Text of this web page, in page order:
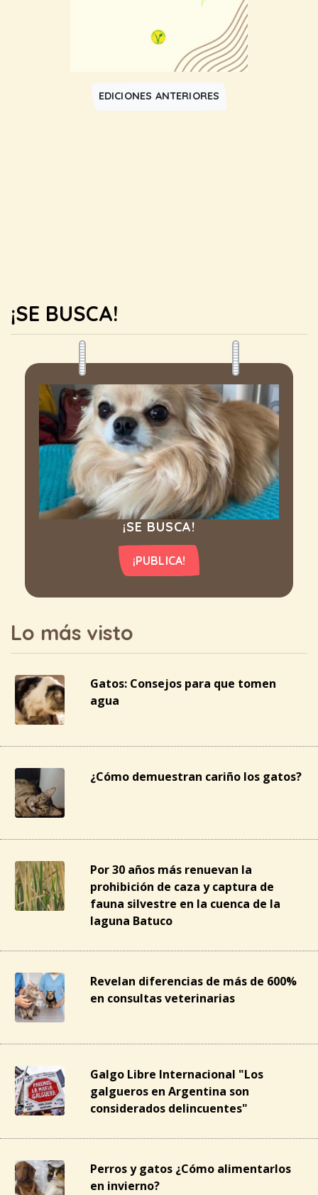
EDICIONES ANTERIORES
¡SE BUSCA!
¡SE BUSCA!
¡PUBLICA!
Lo más visto
Gatos: Consejos para que tomen
agua
¿Cómo demuestran cariño los gatos?
Por 30 años más renuevan la
prohibición de caza y captura de
fauna silvestre en la cuenca de la
laguna Batuco
Revelan diferencias de más de 600%
en consultas veterinarias
Galgo Libre Internacional "Los
galgueros en Argentina son
considerados delincuentes"
Perros y gatos ¿Cómo alimentarlos
en invierno?